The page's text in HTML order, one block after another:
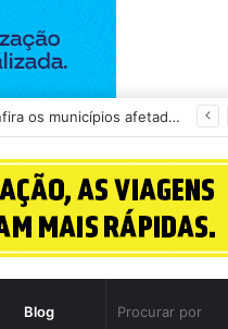
Goiás tem 42 cidades em alerta para ventos intensos e possibilidade de vendavais; confira os municípios afetados
Blog